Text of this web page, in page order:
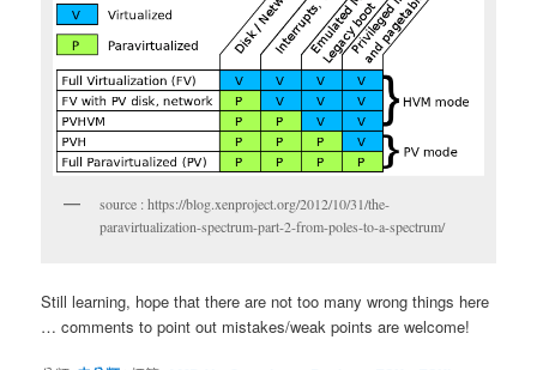
source : https://blog.xenproject.org/2012/10/31/the-
paravirtualization-spectrum-part-2-from-poles-to-a-spectrum/
Still learning, hope that there are not too many wrong things here
… comments to point out mistakes/weak points are welcome!